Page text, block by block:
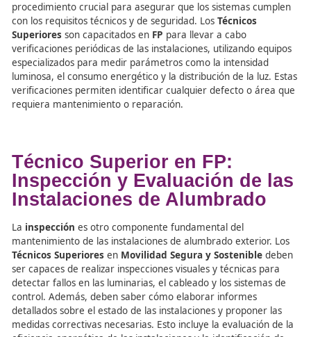
de Alumbrado Exterior
Laverificaciónde las instalaciones de alumbrado
con los requisitos técnicos y de seguridad. Los
Superioresson capacitados enFPpara llevar a cabo
verificaciones periódicas de las instalaciones, utilizando
especializados para medir parámetros como la
luminosa, el consumo energético y la distribución de la
verificaciones permiten identificar cualquier defecto o
requiera mantenimiento o reparación.